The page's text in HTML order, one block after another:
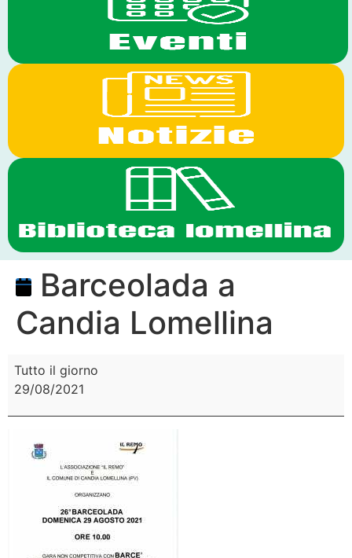
Barceolada a
Candia Lomellina
Tutto il giorno
29/08/2021